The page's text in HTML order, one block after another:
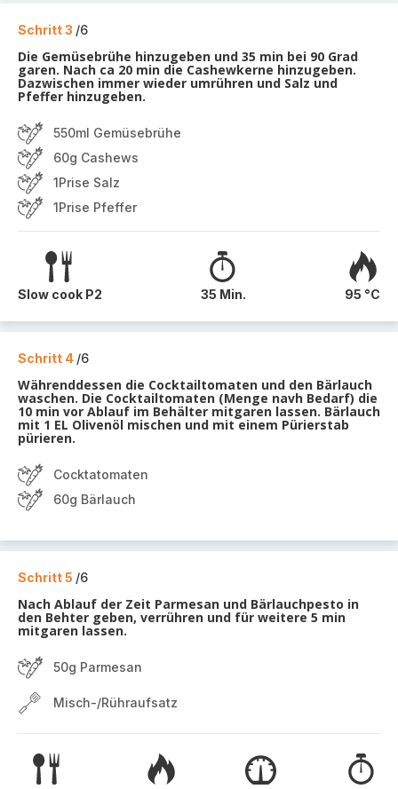
Schritt 3 /6
Die Gemüsebrühe hinzugeben und 35 min bei 90 Grad
garen. Nach ca 20 min die Cashewkerne hinzugeben.
Dazwischen immer wieder umrühren und Salz und
Pfeffer hinzugeben.
550ml Gemüsebrühe
60g Cashews
1Prise Salz
1Prise Pfeffer
Slow cook P2 35 Min. 95 °C
Schritt 4 /6
Währenddessen die Cocktailtomaten und den Bärlauch
waschen. Die Cocktailtomaten (Menge navh Bedarf) die
10 min vor Ablauf im Behälter mitgaren lassen. Bärlauch
mit 1 EL Olivenöl mischen und mit einem Pürierstab
pürieren.
Cocktatomaten
60g Bärlauch
Schritt 5 /6
Nach Ablauf der Zeit Parmesan und Bärlauchpesto in
den Behter geben, verrühren und für weitere 5 min
mitgaren lassen.
50g Parmesan
Misch-/Rühraufsatz